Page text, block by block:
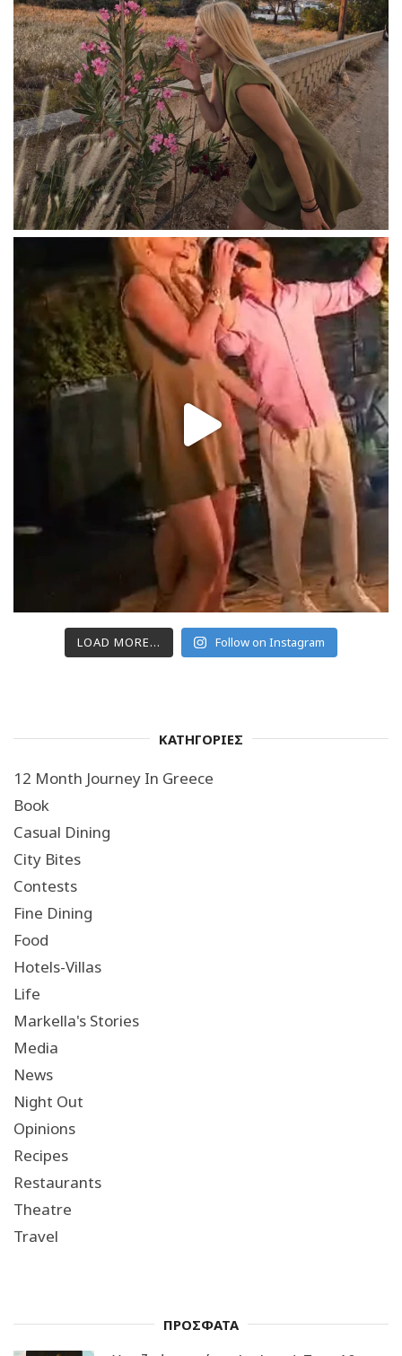
LOAD MORE... Follow on Instagram
ΚΑΤΗΓΟΡΙΕΣ
12 Month Journey In Greece
Book
Casual Dining
City Bites
Contests
Fine Dining
Food
Hotels-Villas
Life
Markella's Stories
Media
News
Night Out
Opinions
Recipes
Restaurants
Theatre
Travel
ΠΡΟΣΦΑΤΑ